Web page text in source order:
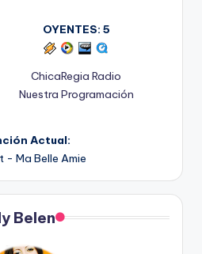
OYENTES: 5
ChicaRegia Radio
Nuestra Programación
Actual:
- Ma Belle Amie
Belen